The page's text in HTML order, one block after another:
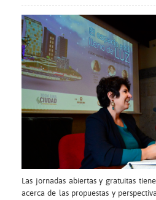
Ampliar
imagen
Las jornadas abiertas y gratuitas
acerca de las propuestas y